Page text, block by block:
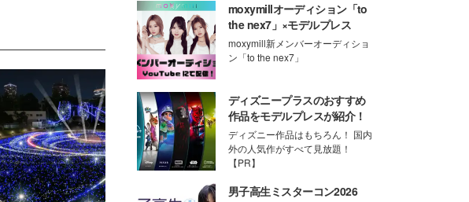
moxymillオーディション「to
the nex7」×モデルプレス
moxymill新メンバーオーディショ
ン「to the nex7」
ディズニープラスのおすすめ
作品をモデルプレスが紹介！
ディズニー作品はもちろん！ 国内
外の人気作がすべて見放題！
【PR】
男子高生ミスターコン2026